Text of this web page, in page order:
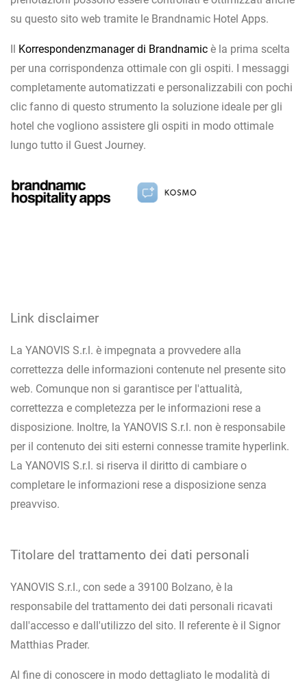
su questo sito web tramite le Brandnamic Hotel Apps.
Il Korrespondenzmanager di Brandnamic è la prima scelta
per una corrispondenza ottimale con gli ospiti. I messaggi
completamente automatizzati e personalizzabili con pochi
clic fanno di questo strumento la soluzione ideale per gli
hotel che vogliono assistere gli ospiti in modo ottimale
lungo tutto il Guest Journey.
Link disclaimer
La YANOVIS S.r.l. è impegnata a provvedere alla
correttezza delle informazioni contenute nel presente sito
web. Comunque non si garantisce per l'attualità,
correttezza e completezza per le informazioni rese a
disposizione. Inoltre, la YANOVIS S.r.l. non è responsabile
per il contenuto dei siti esterni connesse tramite hyperlink.
La YANOVIS S.r.l. si riserva il diritto di cambiare o
completare le informazioni rese a disposizione senza
preavviso.
Titolare del trattamento dei dati personali
YANOVIS S.r.l., con sede a 39100 Bolzano, è la
responsabile del trattamento dei dati personali ricavati
dall'accesso e dall'utilizzo del sito. Il referente è il Signor
Matthias Prader.
Al fine di conoscere in modo dettagliato le modalità di